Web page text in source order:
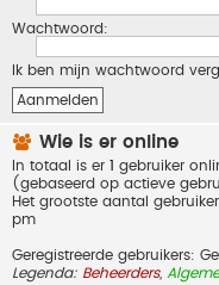
Wachtwoord:
Ik ben mijn wachtwoord
Wie is er online
In totaal is er 1 gebruiker
(gebaseerd op actieve
Het grootste aantal
pm
Geregistreerde gebruikers:
Legenda: Beheerders,